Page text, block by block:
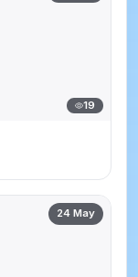
19
24 May